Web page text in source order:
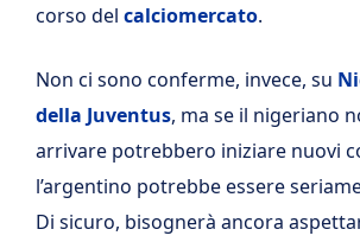
corso del calciomercato.
Non ci sono conferme, invece, su
della Juventus, ma se il nigeriano
arrivare potrebbero iniziare nuovi
l’argentino potrebbe essere
Di sicuro, bisognerà ancora